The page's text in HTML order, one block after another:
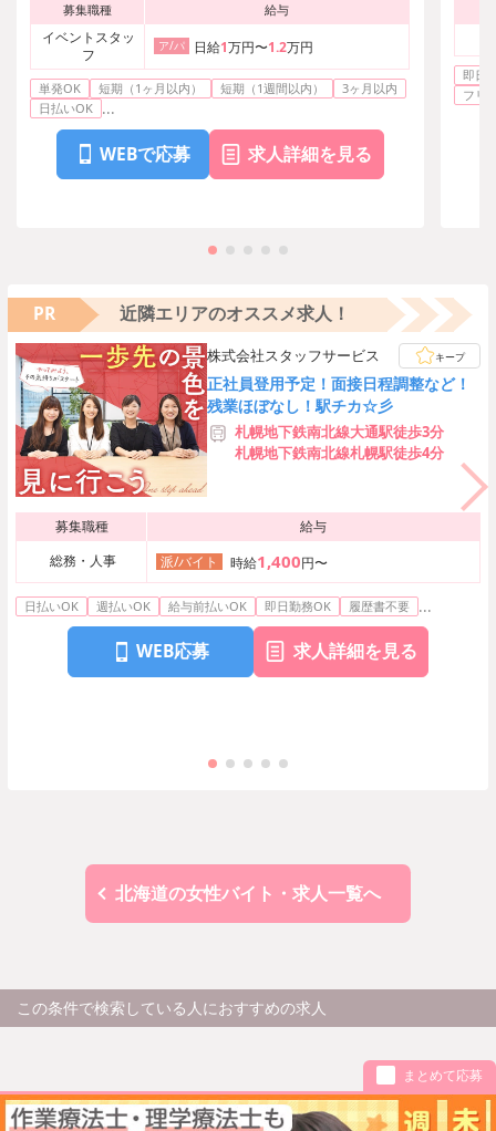
募集職種 給与
イベントスタッ
フ
ア/パ 日給1万円〜1.2万円
単発OK 短期（1ヶ月以内） 短期（1週間以内）
3ヶ月以内
日払いOK ...
WEBで応募 求人詳細を見る
即日
フリ
PR 近隣エリアのオススメ求人！
株式会社スタッフサービス キープ
正社員登用予定！面接日程調整など！
残業ほぼなし！駅チカ☆彡
札幌地下鉄南北線大通駅徒歩3分
札幌地下鉄南北線札幌駅徒歩4分
募集職種
給与
総務・人事
派/バイト 時給1,400円〜
日払いOK 週払いOK 給与前払いOK 即日勤務OK 履歴書不要 ...
WEB応募 求人詳細を見る
北海道の女性バイト・求人一覧へ
この条件で検索している人におすすめの求人
まとめて応募